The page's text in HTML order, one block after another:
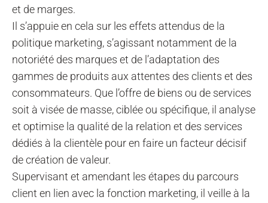
et de marges.
Il s’appuie en cela sur les effets attendus de la
politique marketing, s’agissant notamment de la
notoriété des marques et de l’adaptation des
gammes de produits aux attentes des clients et des
consommateurs. Que l’offre de biens ou de services
soit à visée de masse, ciblée ou spécifique, il analyse
et optimise la qualité de la relation et des services
dédiés à la clientèle pour en faire un facteur décisif
de création de valeur.
Supervisant et amendant les étapes du parcours
client en lien avec la fonction marketing, il veille à la